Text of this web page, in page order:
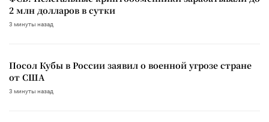
2 млн долларов в сутки
3 минуты назад
Посол Кубы в России заявил о военной угрозе стране
от США
3 минуты назад